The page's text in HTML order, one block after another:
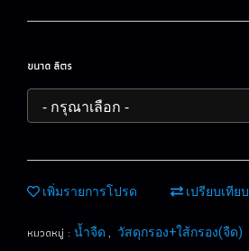
ขนาด ลิตร
เพิ่มรายการโปรด เปรียบเทียบ
หมวดหมู่ : น้ำจืด , วัสดุกรอง+ใส้กรอง(จืด)